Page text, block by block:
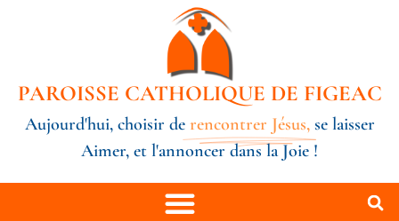
PAROISSE CATHOLIQUE DE FIGEAC
Aujourd'hui, choisir de rencontrer Jésus, se laisser
Aimer, et l'annoncer dans la Joie !